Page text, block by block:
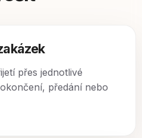
přes jednotlivé
předání nebo